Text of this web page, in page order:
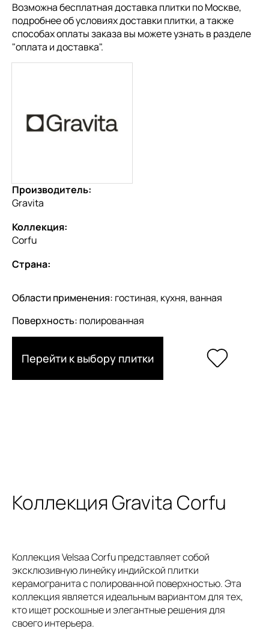
Возможна бесплатная доставка плитки по Москве,
подробнее об условиях доставки плитки, а также
способах оплаты заказа вы можете узнать в разделе
"оплата и доставка".
Производитель:
Gravita
Коллекция:
Corfu
Страна:
Области применения: гостиная, кухня, ванная
Поверхность: полированная
Перейти к выбору плитки
Коллекция Gravita Corfu
Коллекция Velsaa Corfu представляет собой
эксклюзивную линейку индийской плитки
керамогранита с полированной поверхностью. Эта
коллекция является идеальным вариантом для тех,
кто ищет роскошные и элегантные решения для
своего интерьера.